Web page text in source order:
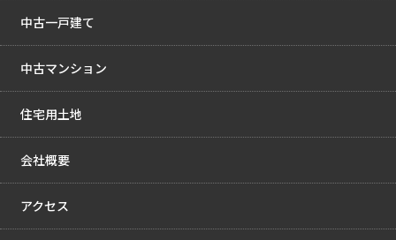
中古一戸建て
中古マンション
住宅用土地
会社概要
アクセス